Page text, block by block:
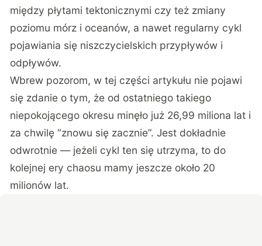
między płytami tektonicznymi czy też zmiany
poziomu mórz i oceanów, a nawet regularny cykl
pojawiania się niszczycielskich przypływów i
odpływów.
Wbrew pozorom, w tej części artykułu nie pojawi
się zdanie o tym, że od ostatniego takiego
niepokojącego okresu minęło już 26,99 miliona lat i
za chwilę “znowu się zacznie”. Jest dokładnie
odwrotnie — jeżeli cykl ten się utrzyma, to do
kolejnej ery chaosu mamy jeszcze około 20
milionów lat.